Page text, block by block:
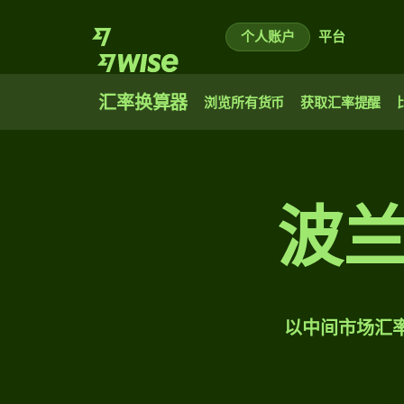
个人账户 平台
汇率换算器 浏览所有货币 获取汇率提醒
波
以中间市场汇